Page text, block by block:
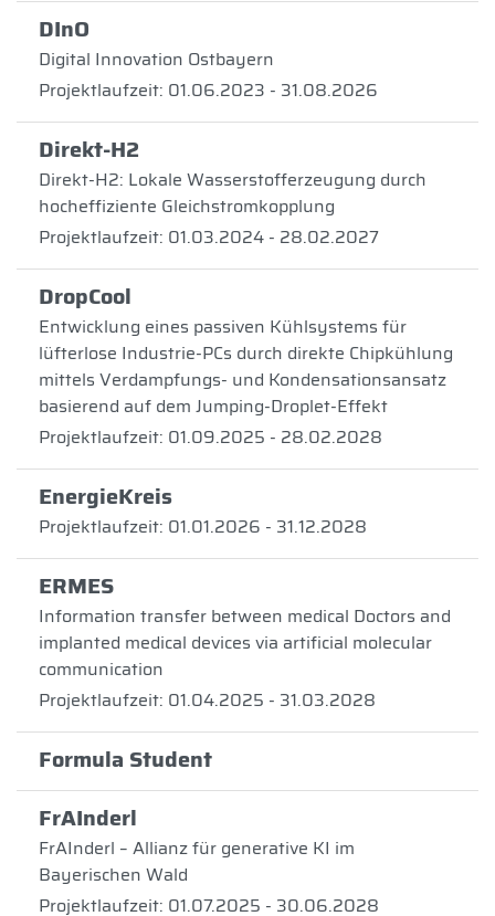
DInO
Digital Innovation Ostbayern
Projektlaufzeit: 01.06.2023 - 31.08.2026
Direkt-H2
Direkt-H2: Lokale Wasserstofferzeugung durch
hocheffiziente Gleichstromkopplung
Projektlaufzeit: 01.03.2024 - 28.02.2027
DropCool
Entwicklung eines passiven Kühlsystems für
lüfterlose Industrie-PCs durch direkte Chipkühlung
mittels Verdampfungs- und Kondensationsansatz
basierend auf dem Jumping-Droplet-Effekt
Projektlaufzeit: 01.09.2025 - 28.02.2028
EnergieKreis
Projektlaufzeit: 01.01.2026 - 31.12.2028
ERMES
Information transfer between medical Doctors and
implanted medical devices via artificial molecular
communication
Projektlaufzeit: 01.04.2025 - 31.03.2028
Formula Student
FrAInderl
FrAInderl – Allianz für generative KI im
Bayerischen Wald
Projektlaufzeit: 01.07.2025 - 30.06.2028